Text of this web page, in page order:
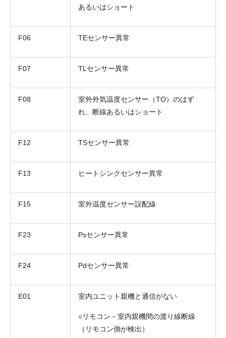
あるいはショート
F06 TEセンサー異常
F07 TLセンサー異常
F08
室外外気温度センサー（TO）のはず
れ、断線あるいはショート
F12 TSセンサー異常
F13 ヒートシンクセンサー異常
F15 室外温度センサー誤配線
F23 Psセンサー異常
F24 Pdセンサー異常
E01 室内ユニット親機と通信がない
○リモコン－室内親機間の渡り線断線
（リモコン側が検出）
メール
送信する